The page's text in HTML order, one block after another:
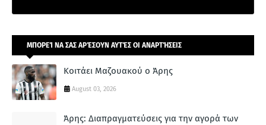
ΜΠΟΡΕΊ ΝΑ ΣΑΣ ΑΡΈΣΟΥΝ ΑΥΤΈΣ ΟΙ ΑΝΑΡΤΉΣΕΙΣ
Κοιτάει Μαζουακού ο Άρης
August 03, 2026
Άρης: Διαπραγματεύσεις για την αγορά των